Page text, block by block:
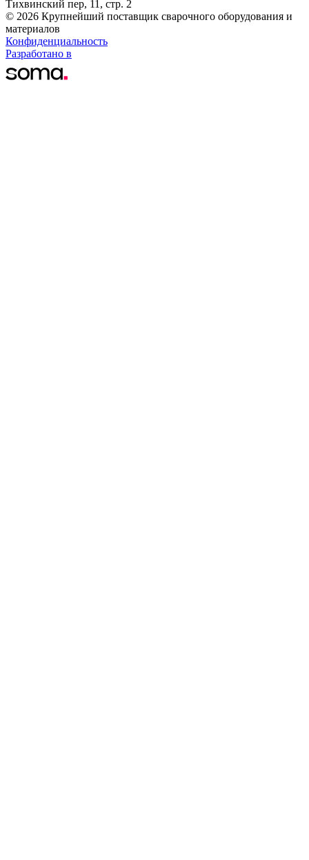
Тихвинский пер, 11, стр. 2
© 2026 Крупнейший поставщик сварочного оборудования и
материалов
Конфиденциальность
Разработано в